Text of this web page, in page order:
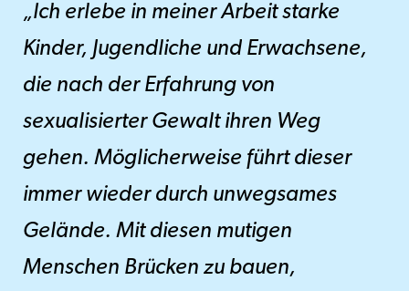
„Ich erlebe in meiner Arbeit starke
Kinder, Jugendliche und Erwachsene,
die nach der Erfahrung von
sexualisierter Gewalt ihren Weg
gehen. Möglicherweise führt dieser
immer wieder durch unwegsames
Gelände. Mit diesen mutigen
Menschen Brücken zu bauen,